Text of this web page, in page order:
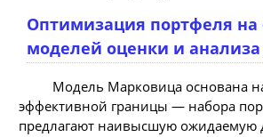
Оптимизация портфеля на
моделей оценки и анализа
Модель Марковица основана
эффективной границы — набора
предлагают наивысшую ожидаемую